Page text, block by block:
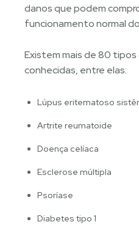
danos que podem
funcionamento normal
Existem mais de 80
conhecidas, entre elas:
Lúpus eritematoso
Artrite reumatoide
Doença celíaca
Esclerose múltipla
Psoríase
Diabetes tipo 1